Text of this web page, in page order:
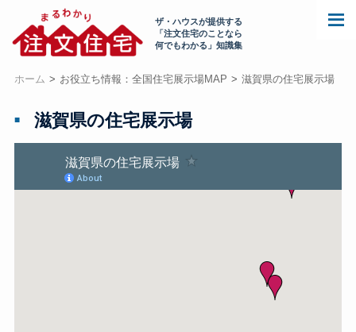
ザ・ハウスが提供する
「注文住宅のことなら
何でもわかる」知識集
ホーム お役立ち情報：全国住宅展示場MAP 滋賀県の住宅展示場
滋賀県の住宅展示場